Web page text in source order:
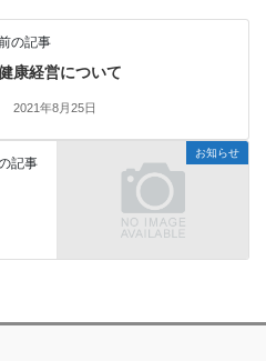
の記事
康経営について
2021年8月25日
お知らせ
記事